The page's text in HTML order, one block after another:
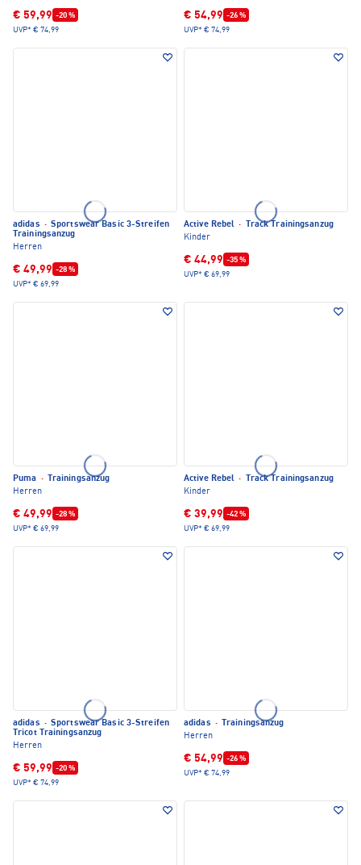
€ 59,99 -20 %
UVP* € 74,99
€ 54,99 -26 %
UVP* € 74,99
adidas · Sportswear Basic 3-Streifen
Trainingsanzug
Herren
€ 49,99 -28 %
UVP* € 69,99
Active Rebel ·
Track Trainingsanzug
Kinder
€ 44,99 -35 %
UVP* € 69,99
Puma ·
Trainingsanzug
Herren
€ 49,99 -28 %
UVP* € 69,99
Active Rebel ·
Track Trainingsanzug
Kinder
€ 39,99 -42 %
UVP* € 69,99
adidas · Sportswear Basic 3-Streifen
Tricot Trainingsanzug
Herren
€ 59,99 -20 %
UVP* € 74,99
adidas ·
Trainingsanzug
Herren
€ 54,99 -26 %
UVP* € 74,99